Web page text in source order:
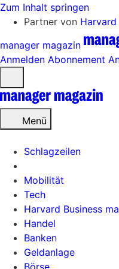
Zum Inhalt springen
Partner von Harvard
manager magazin
Anmelden Abonnement
öffnen
Menü
Schlagzeilen
Mobilität
Tech
Harvard Business
Handel
Banken
Geldanlage
Börse